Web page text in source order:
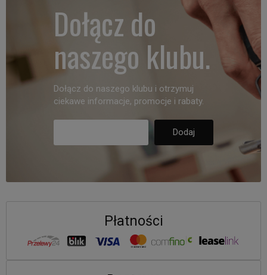
Dołącz do
naszego klubu.
Dołącz do naszego klubu i otrzymuj
ciekawe informacje, promocje i rabaty.
Płatności